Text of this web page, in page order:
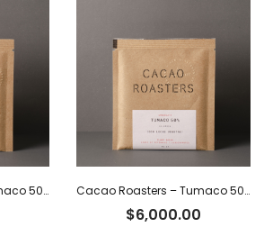
Cacao Roasters – Tumaco 50% c/crema de avellanas Cacao Roasters – Tumaco 50% c/leche vegetal
$6,000.00